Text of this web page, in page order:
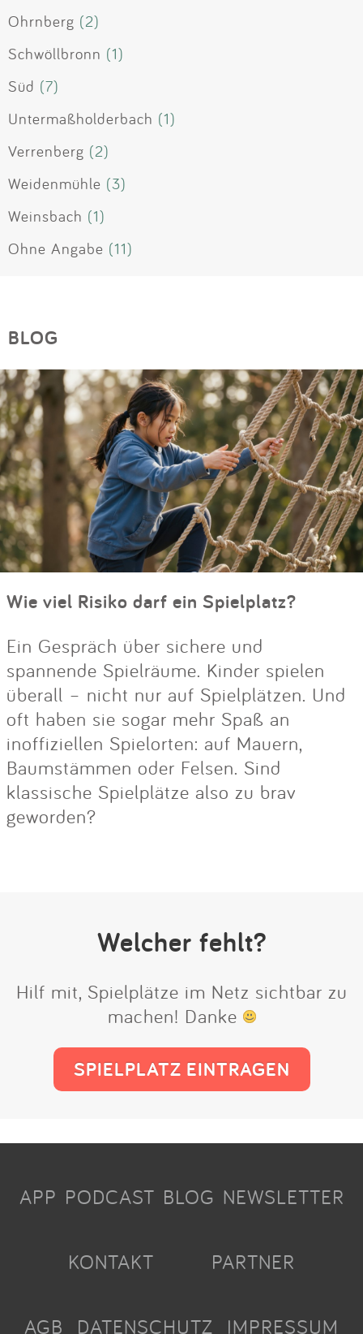
Ohrnberg (2)
Schwöllbronn (1)
Süd (7)
Untermaßholderbach (1)
Verrenberg (2)
Weidenmühle (3)
Weinsbach (1)
Ohne Angabe (11)
BLOG
Wie viel Risiko darf ein Spielplatz?
Ein Gespräch über sichere und
spannende Spielräume. Kinder spielen
überall – nicht nur auf Spielplätzen. Und
oft haben sie sogar mehr Spaß an
inoffiziellen Spielorten: auf Mauern,
Baumstämmen oder Felsen. Sind
klassische Spielplätze also zu brav
geworden?
Welcher fehlt?
Hilf mit, Spielplätze im Netz sichtbar zu
machen! Danke
SPIELPLATZ EINTRAGEN
APP PODCAST BLOG NEWSLETTER
KONTAKT PARTNER
AGB DATENSCHUTZ IMPRESSUM